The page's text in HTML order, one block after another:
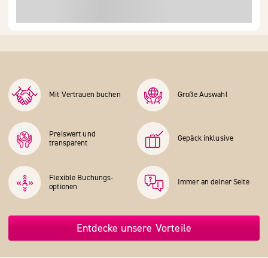
Mit Vertrauen buchen Große Auswahl
Preiswert und
transparent
Gepäck inklusive
Flexible Buchungs­
optionen
Immer an deiner Seite
Entdecke unsere Vorteile